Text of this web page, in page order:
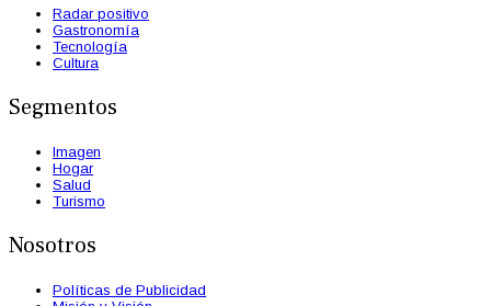
Radar positivo
Gastronomía
Tecnología
Cultura
Segmentos
Imagen
Hogar
Salud
Turismo
Nosotros
Políticas de Publicidad